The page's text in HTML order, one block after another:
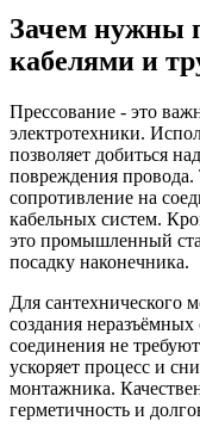
Зачем нужны
кабелями и
Прессование - это
электротехники.
позволяет добиться
повреждения
сопротивление на
кабельных систем.
это промышленный
посадку наконечника.
Для сантехнического
создания
соединения не
ускоряет процесс и
монтажника.
герметичность и